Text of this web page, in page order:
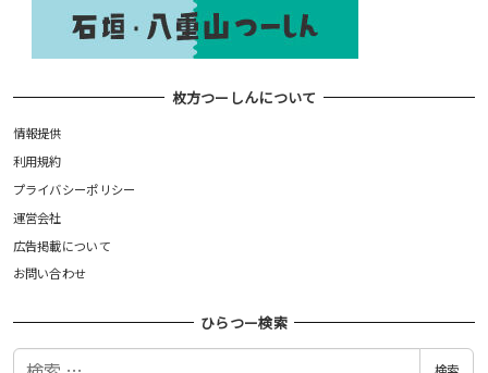
枚方つーしんについて
情報提供
利用規約
プライバシーポリシー
運営会社
広告掲載について
お問い合わせ
ひらつー検索
検